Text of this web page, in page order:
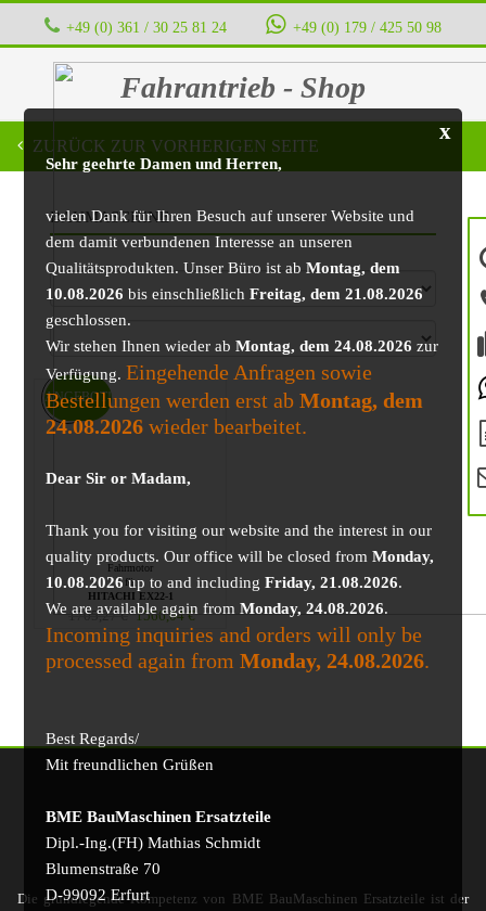
+49 (0) 361 / 30 25 81 24 ‭ ‭ ‭ ‭ +49 (0) 179 / 425 50 98
Fahrantrieb - Shop
x
Sehr geehrte Damen und Herren,
vielen Dank für Ihren Besuch auf unserer Website und
dem damit verbundenen Interesse an unseren
Qualitätsprodukten. Unser Büro ist abMontag, dem
10.08.2026 bis einschließlichFreitag, dem 21.08.2026
geschlossen.
Wir stehen Ihnen wieder abMontag, dem 24.08.2026 zur
Verfügung. Eingehende Anfragen sowie
Bestellungen werden erst abMontag, dem
24.08.2026 wieder bearbeitet.
Dear Sir or Madam,
Thank you for visiting our website and the interest in our
quality products. Our office will be closed fromMonday,
10.08.2026up to and includingFriday, 21.08.2026.
We are available again fromMonday, 24.08.2026.
Incoming inquiries and orders will only be
processed again fromMonday, 24.08.2026.
Best Regards/
Mit freundlichen Grüßen
BME BauMaschinen Ersatzteile
Dipl.-Ing.(FH) Mathias Schmidt
Blumenstraße 70
D-99092 Erfurt
ZURÜCK ZUR VORHERIGEN SEITE
BAUMASCHINE
Fahrmotor
für
HITACHI EX22-1
1705,27€ 1566,04€
ANGEBOT!
Die grundlegende Kompetenz von BME BauMaschinen Ersatzteile ist der